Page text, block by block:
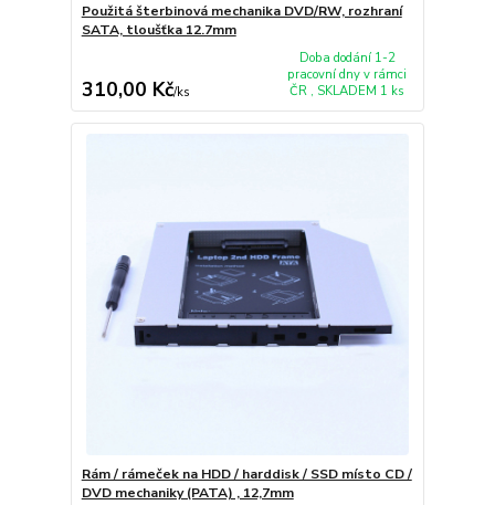
Použitá šterbinová mechanika DVD/RW, rozhraní
SATA, tloušťka 12.7mm
310,00 Kč/ks
Doba dodání 1-2
pracovní dny v rámci
ČR , SKLADEM 1 ks
Rám / rámeček na HDD / harddisk / SSD místo CD /
DVD mechaniky (PATA) , 12,7mm